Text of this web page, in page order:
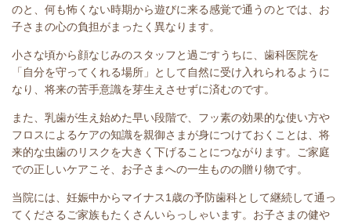
のと、何も怖くない時期から遊びに来る感覚で通うのとでは、お
子さまの心の負担がまったく異なります。
小さな頃から顔なじみのスタッフと過ごすうちに、歯科医院を
「自分を守ってくれる場所」として自然に受け入れられるように
なり、将来の苦手意識を芽生えさせずに済むのです。
また、乳歯が生え始めた早い段階で、フッ素の効果的な使い方や
フロスによるケアの知識を親御さまが身につけておくことは、将
来的な虫歯のリスクを大きく下げることにつながります。ご家庭
での正しいケアこそ、お子さまへの一生ものの贈り物です。
当院には、妊娠中からマイナス1歳の予防歯科として継続して通っ
てくださるご家族もたくさんいらっしゃいます。お子さまの健や